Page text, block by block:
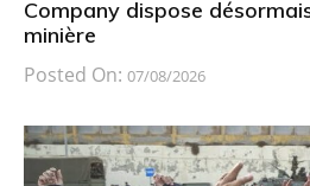
Company dispose
minière
Posted On: 07/08/2026